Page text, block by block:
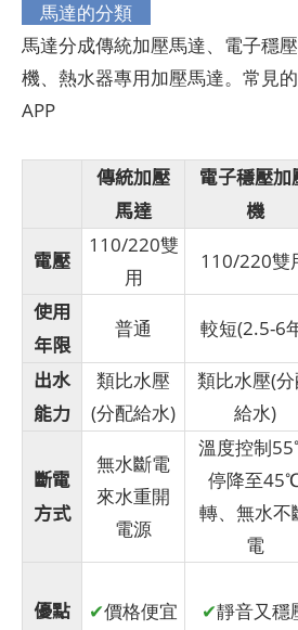
馬達的分類
馬達分成傳統加壓馬達、電子穩
機、熱水器專用加壓馬達。常見
APP
傳統加壓
馬達
電子穩壓加
機
電壓
110/220雙
用
110/220雙
使用
年限
普通 較短(2.5-6
出水
能力
類比水壓
(分配給水)
類比水壓(
給水)
斷電
方式
無水斷電
來水重開
電源
溫度控制
停降至
轉、無水不
電
優點 ✔價格便宜 ✔靜音又穩